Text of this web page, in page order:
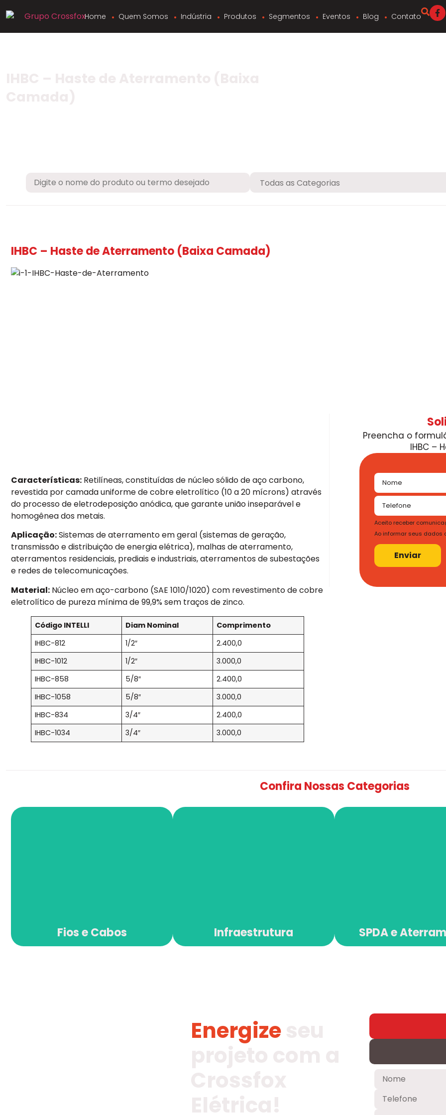
Home Quem Somos Indústria Produtos Segmentos Eventos Blog Contato
IHBC – Haste de Aterramento (Baixa Camada)
Características: Retilíneas, constituídas de núcleo sólido de aço carbono,
revestida por camada uniforme de cobre eletrolítico (10 a 20 mícrons) através
do processo de eletrodeposição anódica, que garante união inseparável e
homogênea dos metais.
Aplicação:Sistemas de aterramento em geral (sistemas de geração,
transmissão e distribuição de energia elétrica), malhas de aterramento,
aterramentos residenciais, prediais e industriais, aterramentos de subestações
e redes de telecomunicações.
Material: Núcleo em aço-carbono (SAE 1010/1020) com revestimento de cobre
eletrolítico de pureza mínima de 99,9% sem traços de zinco.
Código INTELLI Diam Nominal
Comprimento
IHBC-812
1/2″
2.400,0
IHBC-1012
1/2″
3.000,0
IHBC-858
5/8″
2.400,0
IHBC-1058
5/8″
3.000,0
IHBC-834
3/4″
2.400,0
IHBC-1034
3/4″ 3.000,0
Preencha o
IHBC –
Aceito receber
Ao informar seus dados
Enviar
Confira Nossas Categorias
Fios e Cabos Infraestrutura SPDA e
Energizeseu